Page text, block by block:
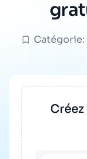
Catégorie: